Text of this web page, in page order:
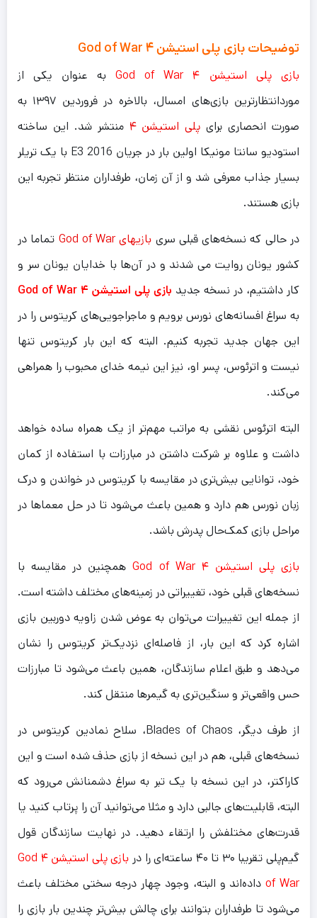
توضیحات بازی پلی استیشن ۴ God of War
بازی پلی استیشن ۴ God of War
به عنوان یکی از
موردانتظار‌ترین بازی‌های امسال، بالاخره در فروردین ۱۳۹۷ به
صورت انحصاری برای پلی استیشن ۴
منتشر شد. این ساخته
استودیو سانتا مونیکا اولین بار در جریان E3 2016 با یک تریلر
بسیار جذاب معرفی شد و از آن زمان، طرفداران منتظر تجربه این
بازی هستند.
در حالی که نسخه‌های قبلی سری بازیهای God of War
تماما در
کشور یونان روایت می شدند و در آن‌ها با خدایان یونان سر و
کار داشتیم، در نسخه جدید بازی پلی استیشن ۴ God of War
به سراغ افسانه‌های نورس برویم و ماجراجویی‌های کریتوس را در
این جهان جدید تجربه کنیم. البته که این بار کریتوس تنها
نیست و اترئوس، پسر او، نیز این نیمه خدای محبوب را همراهی
می‌کند.
البته اترئوس نقشی به مراتب مهم‌تر از یک همراه ساده خواهد
داشت و علاوه بر شرکت داشتن در مبارزات با استفاده از کمان
خود، توانایی بیش‌تری در مقایسه با کریتوس در خواندن و درک
زبان نورس هم دارد و همین باعث می‌شود تا در حل معما‌ها در
مراحل بازی کمک‌حال پدرش باشد.
بازی پلی استیشن ۴ God of War
همچنین در مقایسه با
نسخه‌های قبلی خود، تغییراتی در زمینه‌های مختلف داشته است.
از جمله این تغییرات می‌توان به عوض شدن زاویه دوربین بازی
اشاره کرد که این بار، از فاصله‌ای نزدیک‌تر کریتوس را نشان
می‌دهد و طبق اعلام سازندگان، همین باعث می‌شود تا مبارزات
حس واقعی‌تر و سنگین‌تری به گیمرها منتقل کند.
از طرف دیگر، Blades of Chaos، سلاح نمادین کریتوس در
نسخه‌های قبلی، هم در این نسخه از بازی حذف شده است و این
کاراکتر، در این نسخه با یک تبر به سراغ دشمنانش می‌رود که
البته، قابلیت‌های جالبی دارد و مثلا می‌توانید آن را پرتاب کنید یا
قدرت‌های مختلفش را ارتقاء دهید. در نهایت سازندگان قول
گیم‌پلی تقریبا ۳۰ تا ۴۰ ساعته‌ای را در
بازی پلی استیشن ۴ God
of Warداده‌اند و البته، وجود چهار درجه سختی مختلف باعث
می‌شود تا طرفداران بتوانند برای چالش بیش‌تر چندین بار بازی را